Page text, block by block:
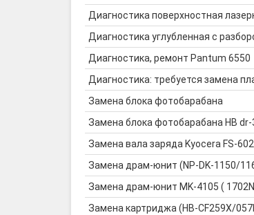
Диагностика поверхностная
Диагностика углубленная с
Диагностика, ремонт Pantum 6550
Диагностика: требуется замена
Замена блока фотобарабана
Замена блока фотобарабана HB
Замена вала заряда Kyocera FS-
Замена драм-юнит (NP-DK-1150/
Замена драм-юнит MK-4105 (
Замена картриджа (HB-CF259X/